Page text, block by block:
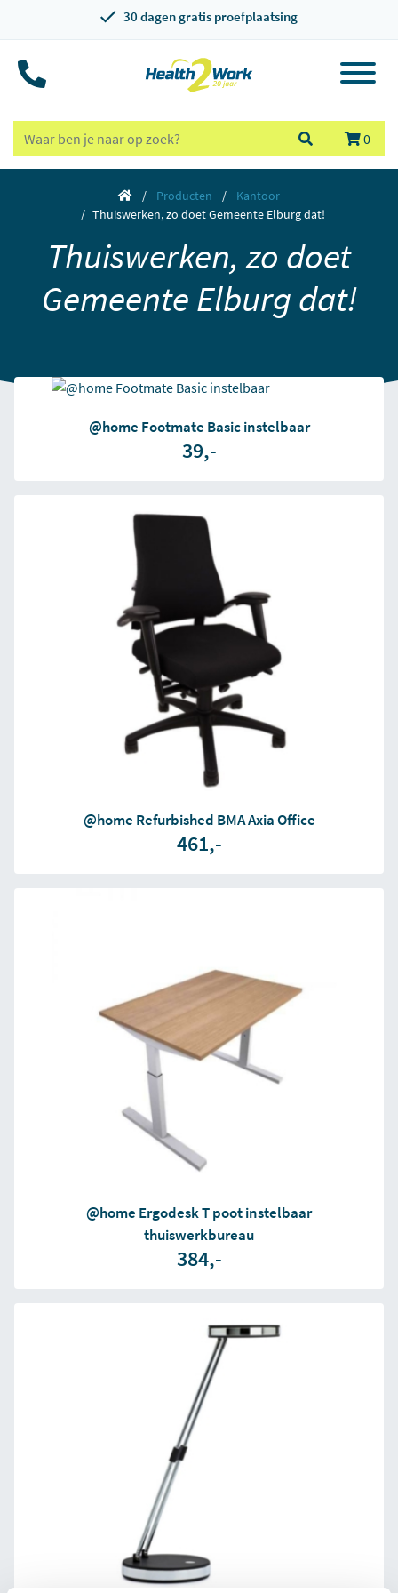
30 dagen gratis proefplaatsing
0
Producten
Kantoor
Thuiswerken, zo doet Gemeente Elburg dat!
Thuiswerken, zo doet
Gemeente Elburg dat!
@home Footmate Basic instelbaar
39,-
@home Refurbished BMA Axia Office
461,-
@home Ergodesk T poot instelbaar
thuiswerkbureau
384,-